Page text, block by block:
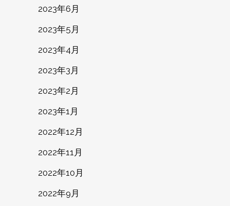
2023年6月
2023年5月
2023年4月
2023年3月
2023年2月
2023年1月
2022年12月
2022年11月
2022年10月
2022年9月